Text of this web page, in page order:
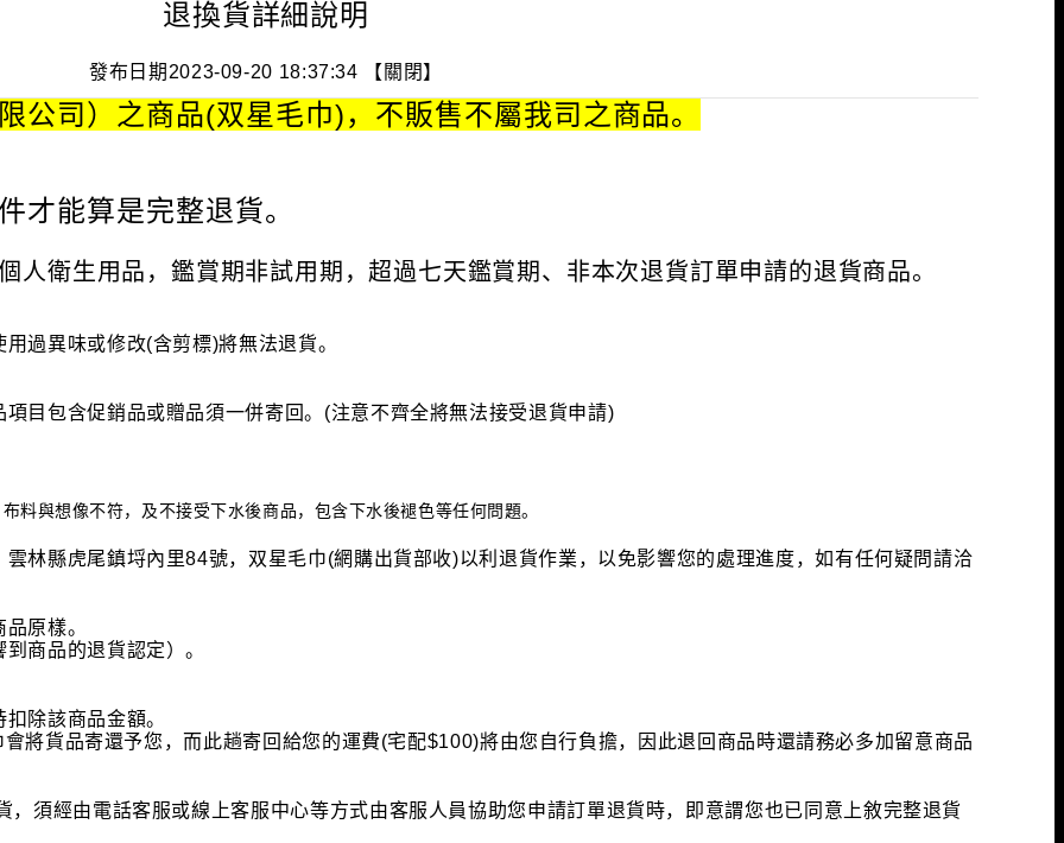
退換貨詳細說明
發布日期2023-09-20 18:37:34 【關閉】
公司）之商品(双星毛巾)，不販售不屬我司之商品。
才能算是完整退貨。
衛生用品，鑑賞期非試用期，超過七天鑑賞期、非本次退貨訂單申請的退貨商品。
過異味或修改(含剪標)將無法退貨。
目包含促銷品或贈品須一併寄回。(注意不齊全將無法接受退貨申請)
料與想像不符，及不接受下水後商品，包含下水後褪色等任何問題。
林縣虎尾鎮埒內里84號，双星毛巾(網購出貨部收)以利退貨作業，以免影響您的處理進度，如有任何疑問請洽
原樣。
商品的退貨認定）。
除該商品金額。
將貨品寄還予您，而此趟寄回給您的運費(宅配$100)將由您自行負擔，因此退回商品時還請務必多加留意商品
須經由電話客服或線上客服中心等方式由客服人員協助您申請訂單退貨時，即意謂您也已同意上敘完整退貨